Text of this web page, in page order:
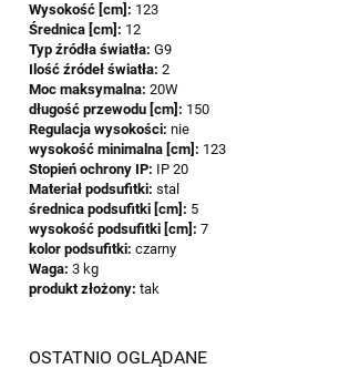
Wysokość [cm]: 123
Średnica [cm]: 12
Typ źródła światła: G9
Ilość źródeł światła: 2
Moc maksymalna: 20W
długość przewodu [cm]: 150
Regulacja wysokości: nie
wysokość minimalna [cm]: 123
Stopień ochrony IP: IP 20
Materiał podsufitki: stal
średnica podsufitki [cm]: 5
wysokość podsufitki [cm]: 7
kolor podsufitki: czarny
Waga: 3 kg
produkt złożony: tak
OSTATNIO OGLĄDANE